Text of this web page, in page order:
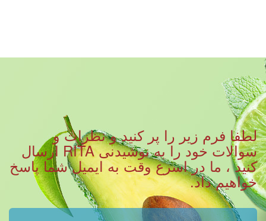
لطفا فرم زیر را پر کنید و نظرات و
سوالات خود را به نوشیدنی RITA ارسال
کنید ، ما در اسرع وقت به ایمیل شما پاسخ
خواهیم داد.